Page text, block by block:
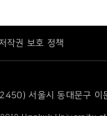
작권 보호 정책
서울시 동대문구